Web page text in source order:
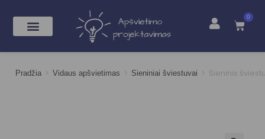
0
Pradžia > Vidaus apšvietimas > Sieniniai šviestuvai > Sieninis